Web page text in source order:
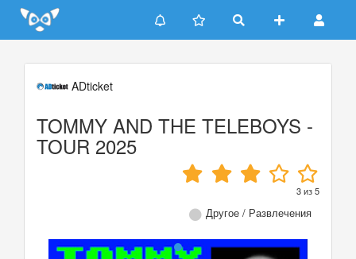
Update cookies preferences
ADticket
TOMMY AND THE TELEBOYS -
TOUR 2025
3из5
Другое / Развлечения